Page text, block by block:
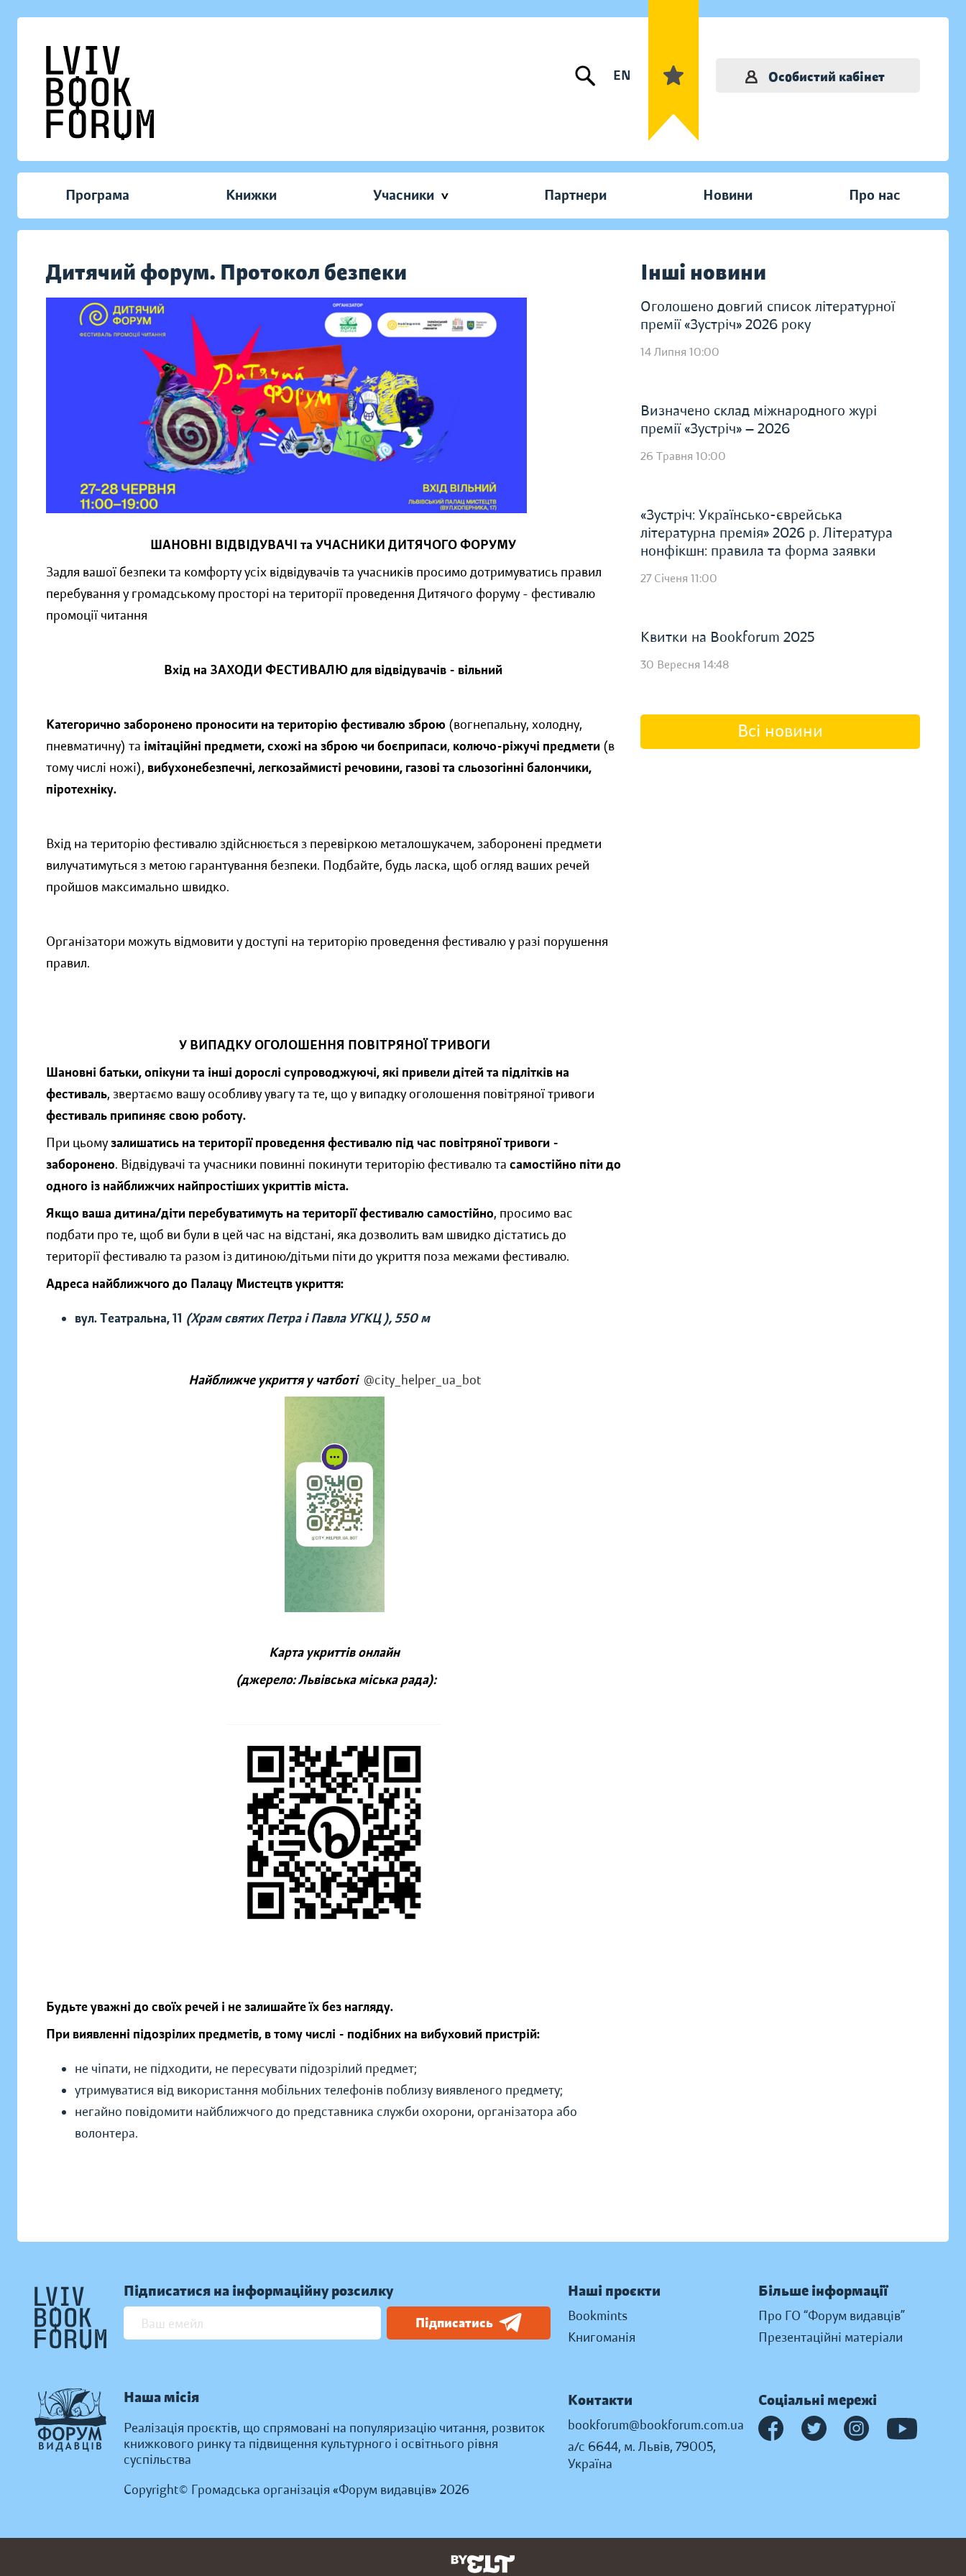
EN Особистий кабінет
Програма Книжки Учасники Партнери Новини Про нас
Дитячий форум. Протокол безпеки Інші новини
ШАНОВНІ ВІДВІДУВАЧІ та УЧАСНИКИ ДИТЯЧОГО ФОРУМУ
Задля вашої безпеки та комфорту усіх відвідувачів та учасників просимо дотримуватись правил
перебування у громадському просторі на території проведення Дитячого форуму - фестивалю
промоції читання
Вхід на ЗАХОДИ ФЕСТИВАЛЮ для відвідувачів - вільний
Категорично заборонено проносити на територію фестивалю зброю (вогнепальну, холодну,
пневматичну) та імітаційні предмети, схожі на зброю чи боєприпаси, колючо-ріжучі предмети (в
тому числі ножі), вибухонебезпечні, легкозаймисті речовини, газові та сльозогінні балончики,
піротехніку.
Вхід на територію фестивалю здійснюється з перевіркою металошукачем, заборонені предмети
вилучатимуться з метою гарантування безпеки. Подбайте, будь ласка, щоб огляд ваших речей
пройшов максимально швидко.
Організатори можуть відмовити у доступі на територію проведення фестивалю у разі порушення
правил.
У ВИПАДКУ ОГОЛОШЕННЯ ПОВІТРЯНОЇ ТРИВОГИ
Шановні батьки, опікуни та інші дорослі супроводжуючі, які привели дітей та підлітків на
фестиваль, звертаємо вашу особливу увагу та те, що у випадку оголошення повітряної тривоги
фестиваль припиняє свою роботу.
При цьомузалишатись на території проведення фестивалю під час повітряної тривоги -
заборонено. Відвідувачі та учасники повинні покинути територію фестивалю та самостійно піти до
одного із найближчих найпростіших укриттів міста.
Якщо ваша дитина/діти перебуватимуть на території фестивалю самостійно, просимо вас
подбати про те, щоб ви були в цей час на відстані, яка дозволить вам швидко дістатись до
території фестивалю та разом із дитиною/дітьми піти до укриття поза межами фестивалю.
Адреса найближчого до Палацу Мистецтв укриття:
вул. Театральна, 11 (Храм святих Петра і Павла УГКЦ ), 550 м
Найближче укриття у чатботі @city_helper_ua_bot
Карта укриттів онлайн
(джерело: Львівська міська рада):
Будьте уважні до своїх речей і не залишайте їх без нагляду.
При виявленні підозрілих предметів, в тому числі - подібних на вибуховий пристрій:
не чіпати, не підходити, не пересувати підозрілий предмет;
утримуватися від використання мобільних телефонів поблизу виявленого предмету;
негайно повідомити найближчого до представника служби охорони, організатора або
волонтера.
Оголошено довгий список літературної
премії «Зустріч» 2026 року
14 Липня 10:00
Визначено склад міжнародного журі
премії «Зустріч» — 2026
26 Травня 10:00
«Зустріч: Українсько-єврейська
літературна премія» 2026 р. Література
нонфікшн: правила та форма заявки
27 Січеня 11:00
Квитки на Bookforum 2025
30 Вересня 14:48
Всі новини
Підписатися на інформаційну розсилку
Підписатись
Наша місія
Реалізація проєктів, що спрямовані на популяризацію читання, розвиток
книжкового ринку та підвищення культурного і освітнього рівня
суспільства
Copyright© Громадська організація «Форум видавців» 2026
Наші проєкти
Bookmints
Книгоманія
Більше інформації
Про ГО “Форум видавців”
Презентаційні матеріали
Контакти
bookforum@bookforum.com.ua
а/с 6644, м. Львів, 79005,
Україна
Соціальні мережі